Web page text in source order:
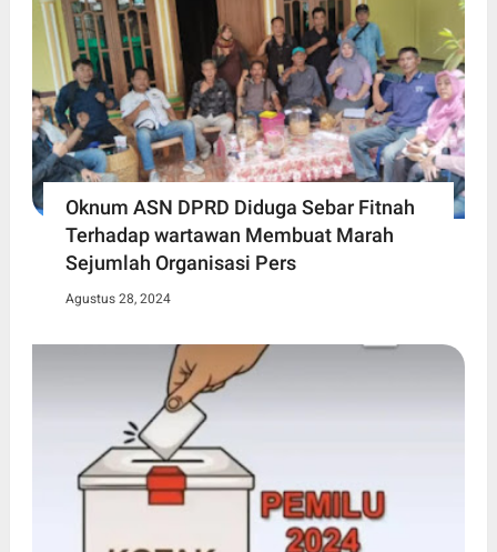
Oknum ASN DPRD Diduga Sebar Fitnah
Terhadap wartawan Membuat Marah
Sejumlah Organisasi Pers
Agustus 28, 2024